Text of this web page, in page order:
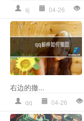
sj 04-26
右边的撤...
qq 04-26